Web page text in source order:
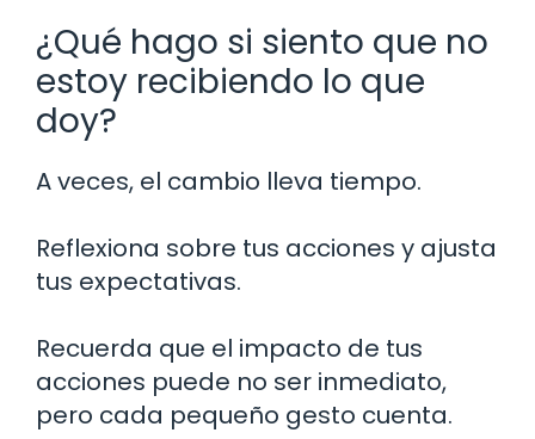
¿Qué hago si siento que no
estoy recibiendo lo que
doy?
A veces, el cambio lleva tiempo.
Reflexiona sobre tus acciones y ajusta
tus expectativas.
Recuerda que el impacto de tus
acciones puede no ser inmediato,
pero cada pequeño gesto cuenta.